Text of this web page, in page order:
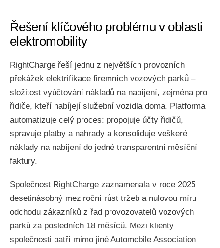
Řešení klíčového problému v oblasti
elektromobility
RightCharge řeší jednu z největších provozních
překážek elektrifikace firemních vozových parků –
složitost vyúčtování nákladů na nabíjení, zejména pro
řidiče, kteří nabíjejí služební vozidla doma. Platforma
automatizuje celý proces: propojuje účty řidičů,
spravuje platby a náhrady a konsoliduje veškeré
náklady na nabíjení do jedné transparentní měsíční
faktury.
Společnost RightCharge zaznamenala v roce 2025
desetinásobný meziroční růst tržeb a nulovou míru
odchodu zákazníků z řad provozovatelů vozových
parků za posledních 18 měsíců. Mezi klienty
společnosti patří mimo jiné Automobile Association